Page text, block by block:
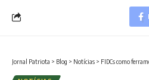
Jornal Patriota > Blog > Notícias > FIDCs como ferramenta de